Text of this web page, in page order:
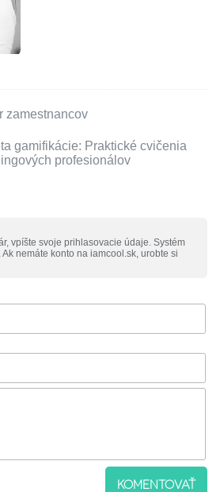
zamestnancov
gamifikácie: Praktické cvičenia
profesionálov
vpíšte svoje prihlasovacie údaje. Systém
nemáte konto na iamcool.sk, urobte si
KOMENTOVAŤ